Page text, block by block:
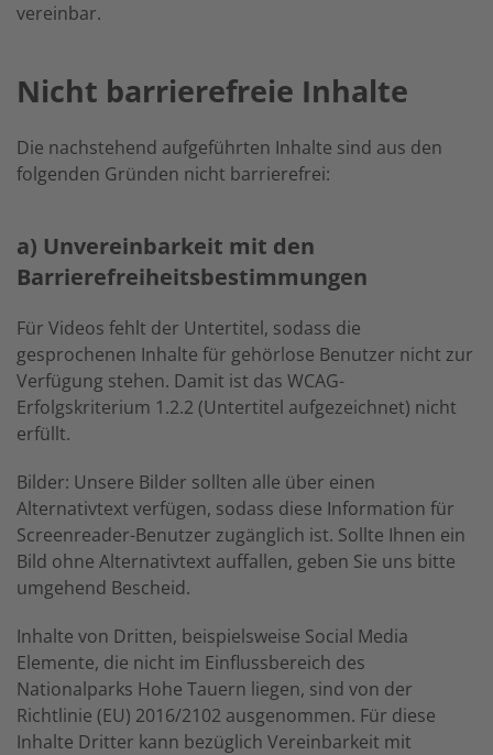
vereinbar.
Nicht barrierefreie Inhalte
Die nachstehend aufgeführten Inhalte sind aus den
folgenden Gründen nicht barrierefrei:
a) Unvereinbarkeit mit den
Barrierefreiheitsbestimmungen
Für Videos fehlt der Untertitel, sodass die
gesprochenen Inhalte für gehörlose Benutzer nicht zur
Verfügung stehen. Damit ist das WCAG-
Erfolgskriterium 1.2.2 (Untertitel aufgezeichnet) nicht
erfüllt.
Bilder: Unsere Bilder sollten alle über einen
Alternativtext verfügen, sodass diese Information für
Screenreader-Benutzer zugänglich ist. Sollte Ihnen ein
Bild ohne Alternativtext auffallen, geben Sie uns bitte
umgehend Bescheid.
Inhalte von Dritten, beispielsweise Social Media
Elemente, die nicht im Einflussbereich des
Nationalparks Hohe Tauern liegen, sind von der
Richtlinie (EU) 2016/2102 ausgenommen. Für diese
Inhalte Dritter kann bezüglich Vereinbarkeit mit